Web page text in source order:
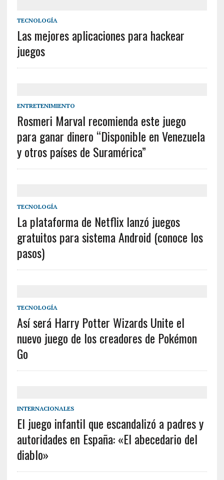
TECNOLOGÍA
Las mejores aplicaciones para hackear
juegos
ENTRETENIMIENTO
Rosmeri Marval recomienda este juego
para ganar dinero “Disponible en Venezuela
y otros países de Suramérica”
TECNOLOGÍA
La plataforma de Netflix lanzó juegos
gratuitos para sistema Android (conoce los
pasos)
TECNOLOGÍA
Así será Harry Potter Wizards Unite el
nuevo juego de los creadores de Pokémon
Go
INTERNACIONALES
El juego infantil que escandalizó a padres y
autoridades en España: «El abecedario del
diablo»